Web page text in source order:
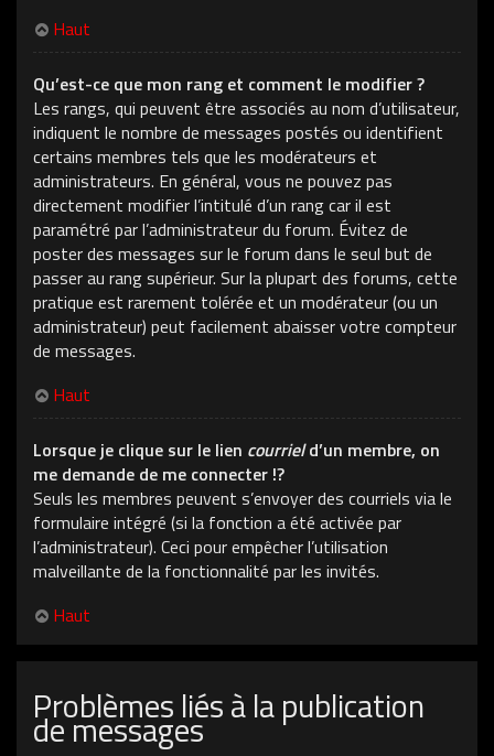
Haut
Qu’est-ce que mon rang et comment le modifier ?
Les rangs, qui peuvent être associés au nom d’utilisateur,
indiquent le nombre de messages postés ou identifient
certains membres tels que les modérateurs et
administrateurs. En général, vous ne pouvez pas
directement modifier l’intitulé d’un rang car il est
paramétré par l’administrateur du forum. Évitez de
poster des messages sur le forum dans le seul but de
passer au rang supérieur. Sur la plupart des forums, cette
pratique est rarement tolérée et un modérateur (ou un
administrateur) peut facilement abaisser votre compteur
de messages.
Haut
Lorsque je clique sur le lien courrield’un membre, on
me demande de me connecter !?
Seuls les membres peuvent s’envoyer des courriels via le
formulaire intégré (si la fonction a été activée par
l’administrateur). Ceci pour empêcher l’utilisation
malveillante de la fonctionnalité par les invités.
Haut
Problèmes liés à la publication
de messages